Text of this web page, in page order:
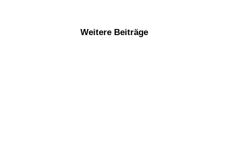
Weitere Beiträge